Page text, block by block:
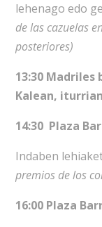
lehenago edo
de las cazuelas
posteriores)
13:30
Kalean,
14:30 Plaza
Indaben
premios de los
16:00 Plaza